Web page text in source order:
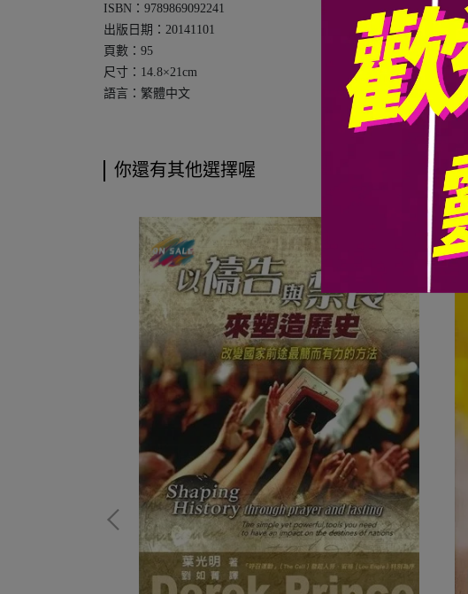
ISBN：9789869092241
出版日期：20141101
頁數：95
尺寸：14.8×21cm
語言：繁體中文
你還有其他選擇喔